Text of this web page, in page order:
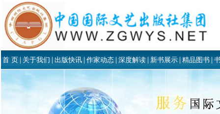
首 页 | 关于我们 | 出版快讯 | 作家动态 | 深度解读 | 新书展示 | 精品图书 |